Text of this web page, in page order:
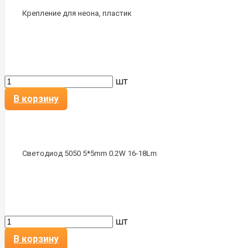
Крепление для неона, пластик
шт
В корзину
Светодиод 5050 5*5mm 0.2W 16-18Lm
шт
В корзину